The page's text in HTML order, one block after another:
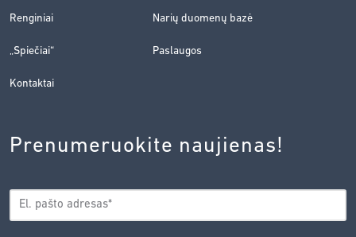
Renginiai Narių duomenų bazė
„Spiečiai“ Paslaugos
Kontaktai
Prenumeruokite naujienas!
EL.
PAŠTAS*